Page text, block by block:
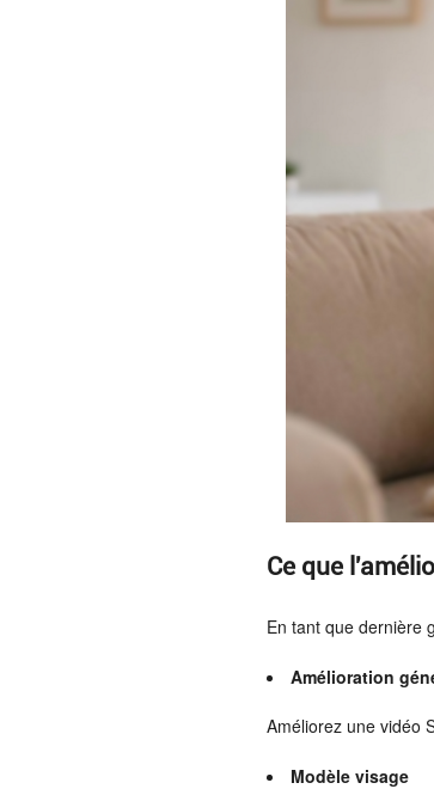
Ce que
En tant que dernière
Amélioration
Améliorez une vidéo
Modèle visage